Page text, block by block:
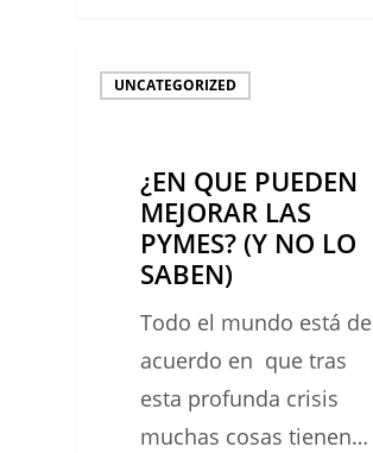
¿EN
QUE
MEJORAR
PYMES?
SABEN)
UNCATEGORIZED
¿EN QUE PUEDEN
MEJORAR LAS
PYMES? (Y NO LO
SABEN)
Todo el mundo está de
acuerdo en que tras
esta profunda crisis
muchas cosas tienen…